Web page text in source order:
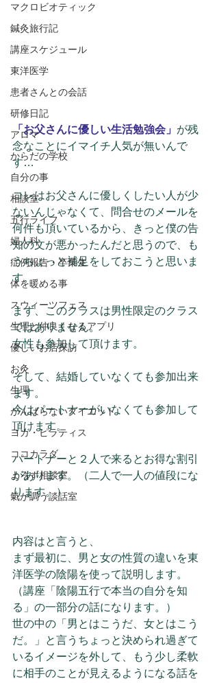
マクロビオティック
鍼灸旅行記
講座スケジュール
東洋医学
患者さんとの会話
研修日記
アロマ
からだの学校
自分の事
相談室
五行ライフ
婦人科
症例報告・卒業生
体を暖める事
スウィーツフェス
生理と仲良くなるアプリ
優しいお店探訪
お灸
生理
がんばらないダイエット
ヨガ・ピラティス
ココカラダ
よろず相談室
氣が調う談話室
「お父さんに優しい生活勉強会」 が残
念なことにイマイチ人気が無いんで
す…
コレはお父さんに優しくしたい人が少
ないんじゃなくて、問合せのメールを
何件も頂いているから、きっと僕の告
知の文が悪かったんだと思うので、も
うちょっと補足をしておこうと思いま
す。
まず、このクラスは男性限定のクラス
ではありません。
女性も参加して頂けます。
そして、結婚していなくても参加出来
ます。
今はパートナーがいなくても参加して
頂けます。
パートナーと２人で来るとお得な割引
があります。（二人で一人の値段にな
ります。）
内容はと言うと、
まず最初に、男と女の性質の違いを東
洋医学の陰陽を使って説明します。
（講座「陰陽五行で本当の自分を知
る」の一部分の話になります。）
世の中の「男とはこうだ、女とはこう
だ。」と言うちょっと決められ過ぎて
いるイメージを外して、もう少し柔軟
に相手のことが見えるようになる話を